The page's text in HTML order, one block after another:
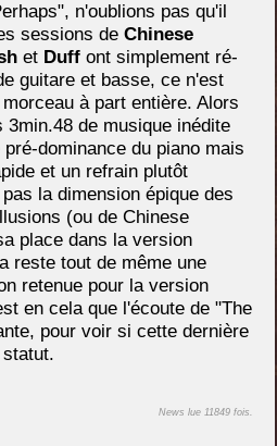
n'oublions pas qu'il
sessions de Chinese
et Duff ont simplement ré-
guitare et basse, ce n'est
à part entière. Alors
de musique inédite
dominance du piano mais
et un refrain plutôt
la dimension épique des
(ou de Chinese
place dans la version
reste tout de même une
retenue pour la version
en cela que l'écoute de "The
pour voir si cette dernière
News lue 11849 fois.